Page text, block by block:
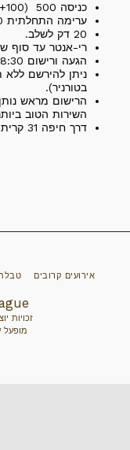
כניסה 500 (400+100)
ערימה התחלתית 80,000 צ'יפים.
20 דק לשלב.
רי-אנטר עד סוף שלב 12 ואז הפסקה של
הגעה ורישום 18:30 - פלופ ראשון 19:00.
ניתן להירשם
בטורניר).
הרישום מראש
השירות הטוב
דרך חיפה 31 קרית אתא - 053-333-0660
זכויות יוצרים © 2026
מופעל
אירועים קרובים